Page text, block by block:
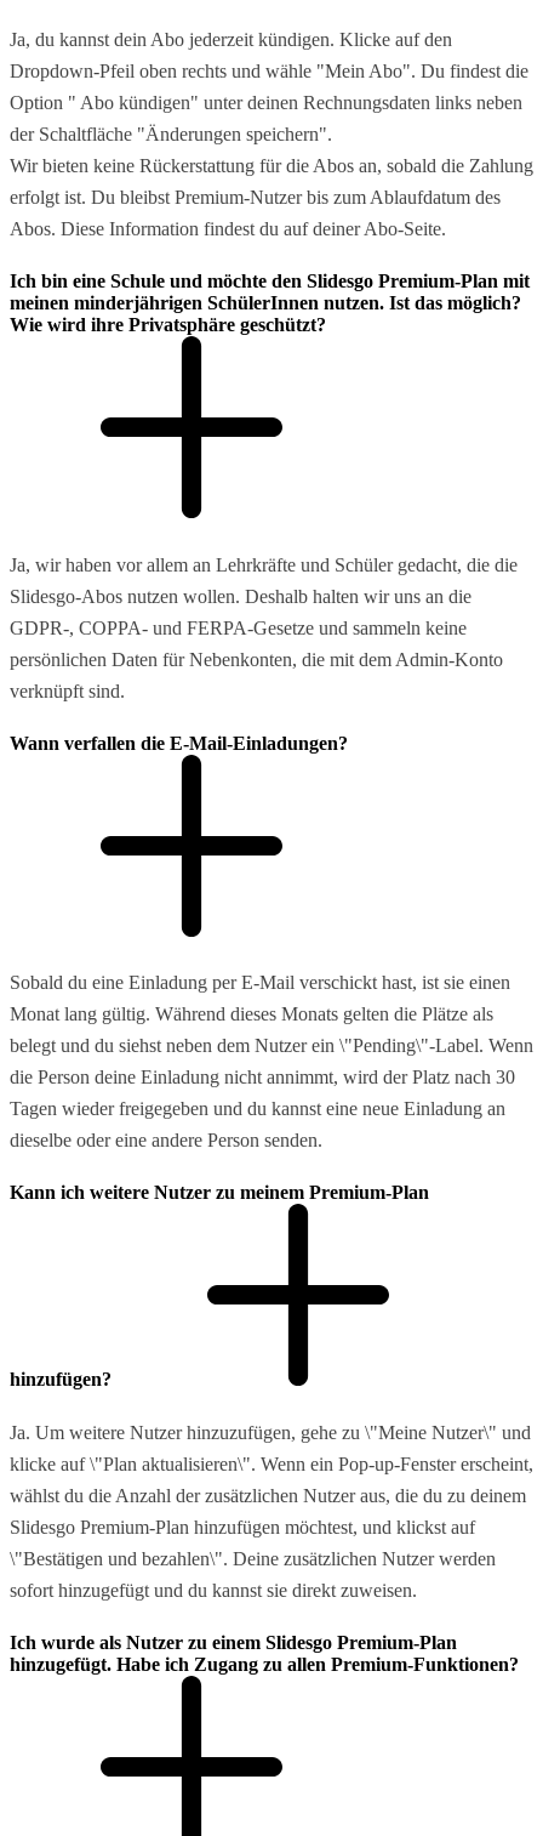
Ja, du kannst dein Abo jederzeit kündigen. Klicke auf den
Dropdown-Pfeil oben rechts und wähle "Mein Abo". Du findest die
Option " Abo kündigen" unter deinen Rechnungsdaten links neben
der Schaltfläche "Änderungen speichern".
Wir bieten keine Rückerstattung für die Abos an, sobald die Zahlung
erfolgt ist. Du bleibst Premium-Nutzer bis zum Ablaufdatum des
Abos. Diese Information findest du auf deiner Abo-Seite.
Ich bin eine Schule und möchte den Slidesgo Premium-Plan mit
meinen minderjährigen SchülerInnen nutzen. Ist das möglich?
Wie wird ihre Privatsphäre geschützt?
Ja, wir haben vor allem an Lehrkräfte und Schüler gedacht, die die
Slidesgo-Abos nutzen wollen. Deshalb halten wir uns an die
GDPR-, COPPA- und FERPA-Gesetze und sammeln keine
persönlichen Daten für Nebenkonten, die mit dem Admin-Konto
verknüpft sind.
Wann verfallen die E-Mail-Einladungen?
Sobald du eine Einladung per E-Mail verschickt hast, ist sie einen
Monat lang gültig. Während dieses Monats gelten die Plätze als
belegt und du siehst neben dem Nutzer ein \"Pending\"-Label. Wenn
die Person deine Einladung nicht annimmt, wird der Platz nach 30
Tagen wieder freigegeben und du kannst eine neue Einladung an
dieselbe oder eine andere Person senden.
Kann ich weitere Nutzer zu meinem Premium-Plan
hinzufügen?
Ja. Um weitere Nutzer hinzuzufügen, gehe zu \"Meine Nutzer\" und
klicke auf \"Plan aktualisieren\". Wenn ein Pop-up-Fenster erscheint,
wählst du die Anzahl der zusätzlichen Nutzer aus, die du zu deinem
Slidesgo Premium-Plan hinzufügen möchtest, und klickst auf
\"Bestätigen und bezahlen\". Deine zusätzlichen Nutzer werden
sofort hinzugefügt und du kannst sie direkt zuweisen.
Ich wurde als Nutzer zu einem Slidesgo Premium-Plan
hinzugefügt. Habe ich Zugang zu allen Premium-Funktionen?